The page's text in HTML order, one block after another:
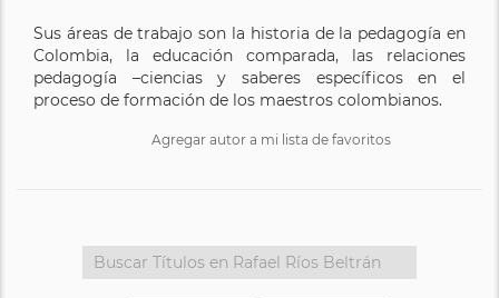
Sus áreas de trabajo son la historia de la pedagogía en
Colombia, la educación comparada, las relaciones
pedagogía –ciencias y saberes específicos en el
proceso de formación de los maestros colombianos.
Agregar autor a mi lista de favoritos